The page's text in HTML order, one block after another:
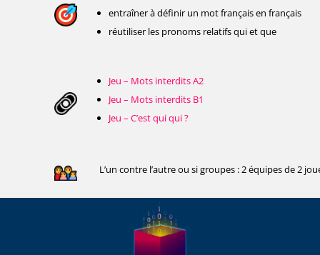
entraîner à définir un mot français en français
réutiliser les pronoms relatifs qui et que
Jeu – Mots interdits A2
Jeu – Mots interdits B1
Jeu – C’est qui qui ?
L’un contre l’autre ou si groupes : 2 équipes de 2